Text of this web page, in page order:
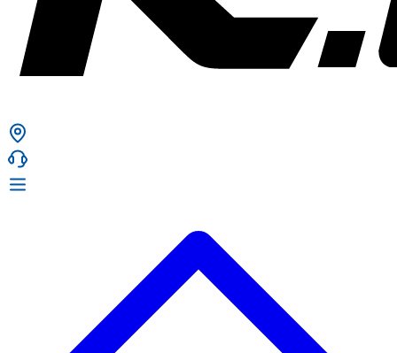
การรับประกันสินค้า
ข่าวสารและโปรโมชั่น
02 393 3356
ก. เจริญยางยนต์ (บริษัท มิ้งค์ แอนด์ ซีน จำกัด) 2275 ถ.สุขุมวิท
(ระหว่างซอยสุขุมวิท 89/1 - 91) แขวงบางจาก เขตพระโขนง
กรุงเทพมหานคร 10260